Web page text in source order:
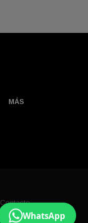
WhatsApp
MÁS
Contacto